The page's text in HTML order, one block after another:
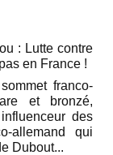
: Lutte contre
en France !
franco-
et bronzé,
des
allemand qui
Dubout...